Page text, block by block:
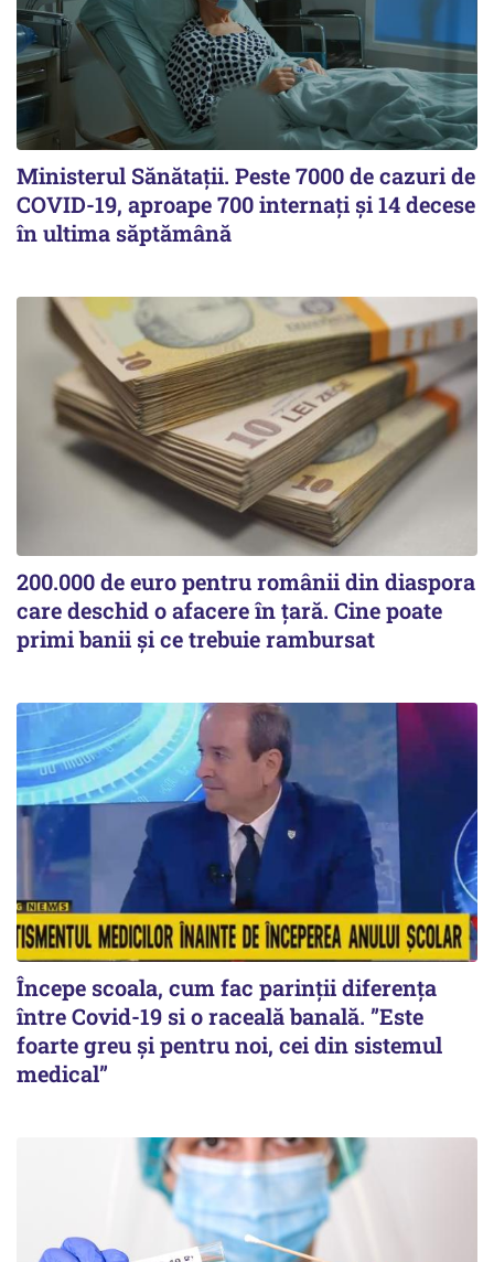
Ministerul Sănătații. Peste 7000 de cazuri de
COVID-19, aproape 700 internați și 14 decese
în ultima săptămână
200.000 de euro pentru românii din diaspora
care deschid o afacere în țară. Cine poate
primi banii și ce trebuie rambursat
Începe scoala, cum fac parinții diferența
între Covid-19 si o raceală banală. ”Este
foarte greu și pentru noi, cei din sistemul
medical”